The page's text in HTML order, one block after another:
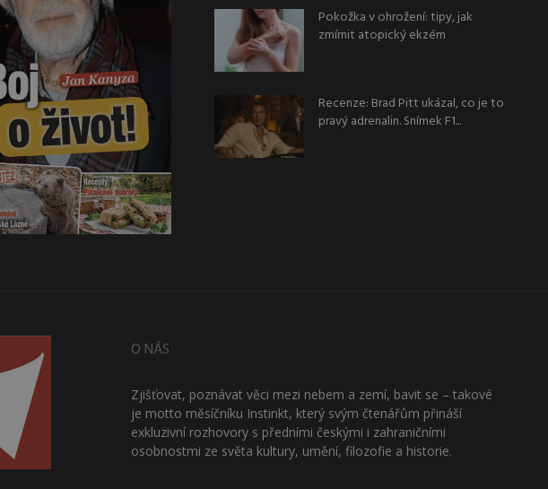
Pokožka v ohrožení: tipy, jak
zmírnit atopický ekzém
Recenze: Brad Pitt ukázal, co je to
pravý adrenalin. Snímek F1...
O NÁS
Zjišťovat, poznávat věci mezi nebem a zemí, bavit se – takové
je motto měsíčníku Instinkt, který svým čtenářům přináší
exkluzivní rozhovory s předními českými i zahraničními
osobnostmi ze světa kultury, umění, filozofie a historie.